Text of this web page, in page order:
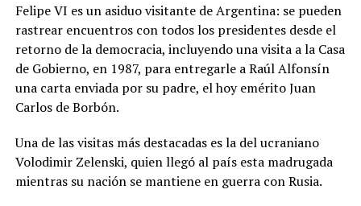
Felipe VI es un asiduo visitante de Argentina: se pueden
rastrear encuentros con todos los presidentes desde el
retorno de la democracia, incluyendo una visita a la Casa
de Gobierno, en 1987, para entregarle a Raúl Alfonsín
una carta enviada por su padre, el hoy emérito Juan
Carlos de Borbón.
Una de las visitas más destacadas es la del ucraniano
Volodimir Zelenski, quien llegó al país esta madrugada
mientras su nación se mantiene en guerra con Rusia.